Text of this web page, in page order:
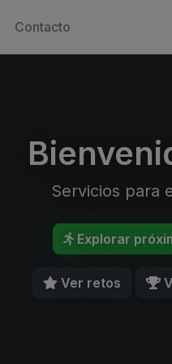
Contacto
Servicios para
Explorar
Ver retos